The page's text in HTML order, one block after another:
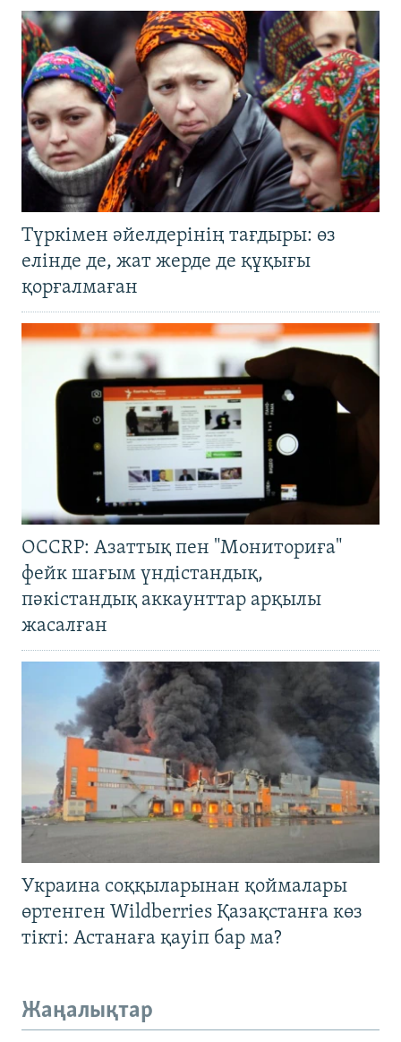
Түркімен әйелдерінің тағдыры: өз
елінде де, жат жерде де құқығы
қорғалмаған
OCCRP: Азаттық пен "Мониториға"
фейк шағым үндістандық,
пәкістандық аккаунттар арқылы
жасалған
Украина соққыларынан қоймалары
өртенген Wildberries Қазақстанға көз
тікті: Астанаға қауіп бар ма?
Жаңалықтар